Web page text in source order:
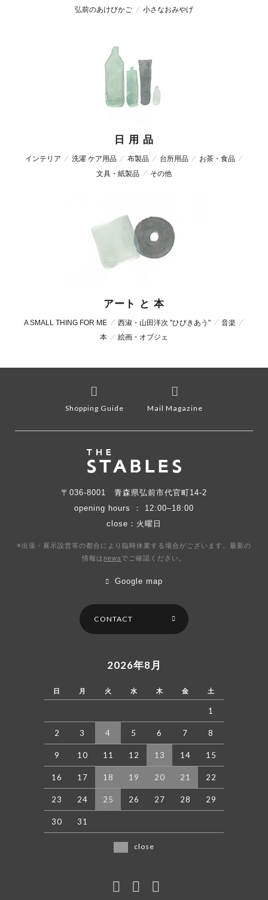
弘前のあけびかご
小さなおみやげ
日 用 品
インテリア 洗濯 ケア用品 布製品 台所用品
お茶・食品
文具・紙製品
その他
アート と 本
A SMALL THING FOR ME 西淑・山田洋次 "ひびきあう"
音楽
本
絵画・オブジェ
Shopping Guide Mail Magazine
〒036-8001 青森県弘前市代官町14-2
opening hours ： 12:00–18:00
close：火曜日
※出張・展示設営等の都合により臨時休業する場合がございます。最新の
情報は news で ご確認ください。
Google map
CONTACT
2026年8月
日 月 火 水 木 金 土
1
2 3 4 5 6 7 8
9 10 11 12 13 14 15
16 17 18 19 20 21 22
23 24 25 26 27 28 29
30 31
close